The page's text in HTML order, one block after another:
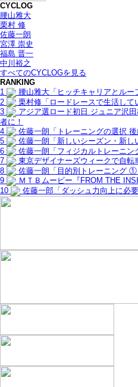
CYCLOG
腰山雅大
栗村 修
佐藤一朗
宮澤 崇史
福島 晋一
中川裕之
すべてのCYCLOGを見る
RANKING
1
腰山雅大「ヒッチキャリアとルー
2
栗村修「ロードレースで生活して
3
アジア選ロード初日 ジュニア沢
者に！
4
佐藤一朗「トレーニングの選択 後
5
佐藤一朗「新しいシーズン・新し
6
佐藤一朗「フィジカルトレーニン
7
東京デザイナーズウィークで自転
8
佐藤一朗「目的別トレーニング ①
9
ＭＴＢムービー『FROM THE
10
佐藤一郎「ダッシュ力向上に必